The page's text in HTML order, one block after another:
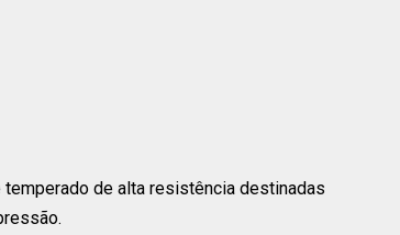
de alta resistência destinadas